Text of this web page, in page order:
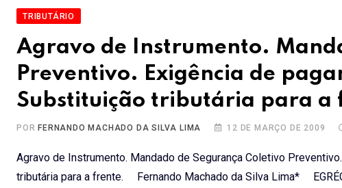
TRIBUTÁRIO
Agravo de Instrumento.
Preventivo. Exigência de
Substituição tributária para a
PORFERNANDO MACHADO DA SILVA LIMA 12 DE MARÇO DE 2009
Agravo de Instrumento. Mandado de Segurança Coletivo
tributária para a frente. Fernando Machado da Silva Lima*